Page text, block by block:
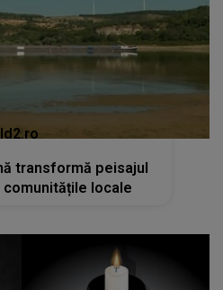
transformă peisajul
comunitățile locale